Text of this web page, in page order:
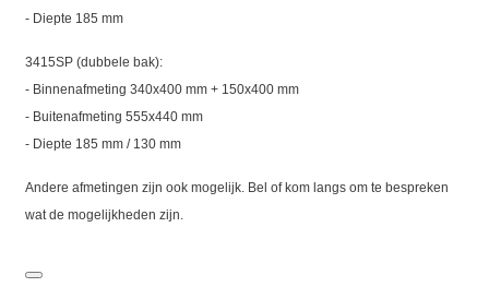
- Diepte 185 mm
3415SP (dubbele bak):
- Binnenafmeting 340x400 mm + 150x400 mm
- Buitenafmeting 555x440 mm
- Diepte 185 mm / 130 mm
Andere afmetingen zijn ook mogelijk. Bel of kom langs om te bespreken
wat de mogelijkheden zijn.